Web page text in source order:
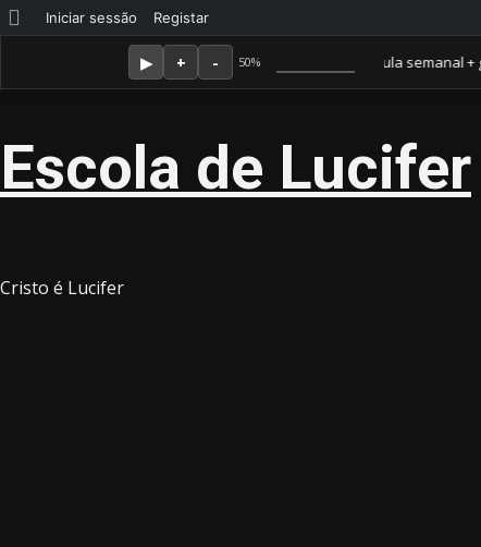
50%
Membro Amor ganha jornal mensal + aula semanal +
Sobre
WordPress
Iniciar sessão Registar
Escola de Lucifer
Cristo é Lucifer